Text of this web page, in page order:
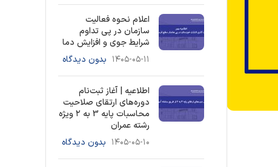
اعلام نحوه فعالیت
سازمان در پی تداوم
شرایط جوی و افزایش دما
۱۴۰۵-۰۵-۱۱ بدون دیدگاه
اطلاعیه | آغاز ثبت‌نام
دوره‌های ارتقای صلاحیت
محاسبات پایه 3 به ۲ ویژه
رشته عمران
۱۴۰۵-۰۵-۱۰ بدون دیدگاه